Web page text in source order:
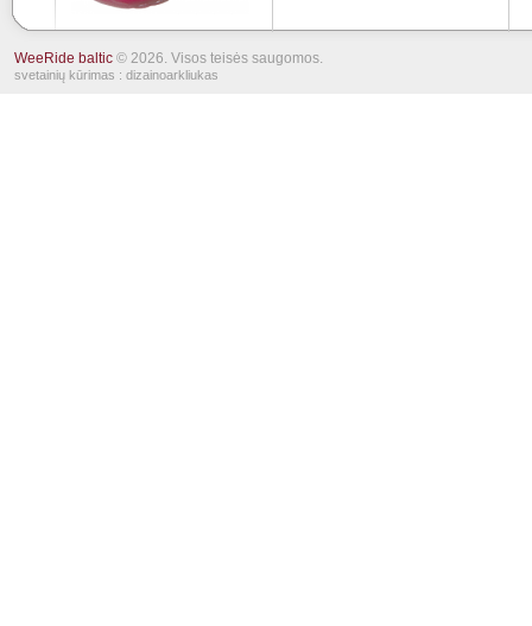
WeeRide baltic © 2026. Visos teisės saugomos.
svetainių kūrimas : dizainoarkliukas